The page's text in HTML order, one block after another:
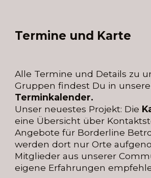
Termine und Karte
Alle Termine und Details zu
Gruppen findest Du in
Terminkalender.
Unser neuestes Projekt: Die
eine Übersicht über
Angebote für Borderline
werden dort nur Orte
Mitglieder aus unserer
eigene Erfahrungen